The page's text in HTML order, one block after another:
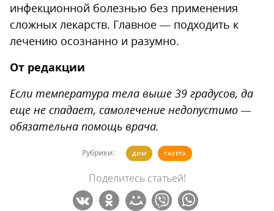
инфекционной болезнью без применения
сложных лекарств. Главное — подходить к
лечению осознанно и разумно.
От редакции
Если температура тела выше 39 градусов, да
еще не спадает, самолечение недопустимо —
обязательна помощь врача.
Рубрики: ДОМ ГАЗЕТА
Поделитесь статьей!